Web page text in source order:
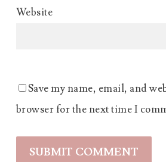
Website
Save my name, email, and
browser for the next time I